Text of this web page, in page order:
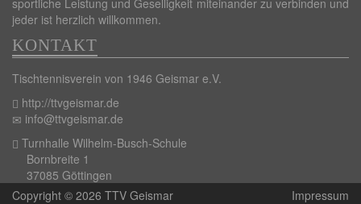
sportliche Leistung und Geselligkeit miteinander zu verbinden und
jeder ist herzlich willkommen.
KONTAKT
Tischtennisverein von 1946 Geismar e.V.
http://ttvgeismar.de
info@ttvgeismar.de
Turnhalle Wilhelm-Busch-Schule
Bornbreite 1
37085 Göttingen
Copyright © 2026 TTV Geismar
Impressum